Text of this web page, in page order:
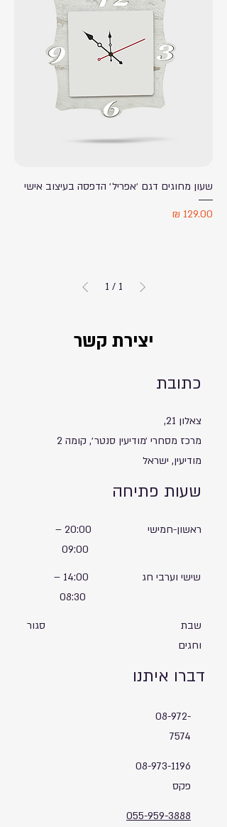
שעון מחוגים דגם ׳אפריל׳ הדפסה בעיצוב אישי
מחיר
1
/
1
יצירת קשר
כתובת
צאלון 21,
מרכז מסחרי ׳מודיעין סנטר׳, קומה 2
מודיעין, ישראל
שעות פתיחה
20:00
–
14:00
–
סגור
ראשון-חמישי
שישי וערבי חג
שבת
וחגים
דברו איתנו
08-972-
7574
08-973-1196
פקס
055-959-3888